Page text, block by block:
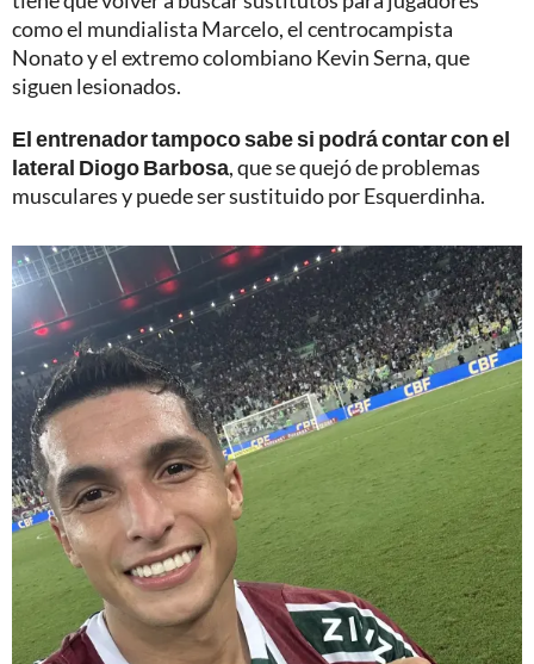
como el mundialista Marcelo, el centrocampista
Nonato y el extremo colombiano Kevin Serna, que
siguen lesionados.
El entrenador tampoco sabe si podrá contar con el
lateral Diogo Barbosa, que se quejó de problemas
musculares y puede ser sustituido por Esquerdinha.